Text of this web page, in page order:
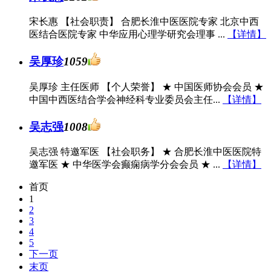
宋长惠 【社会职责】 合肥长淮中医医院专家 北京中西
医结合医院专家 中华应用心理学研究会理事 ...
【详情】
吴厚珍1059
吴厚珍 主任医师 【个人荣誉】 ★ 中国医师协会会员 ★
中国中西医结合学会神经科专业委员会主任...
【详情】
吴志强1008
吴志强 特邀军医 【社会职务】 ★ 合肥长淮中医医院特
邀军医 ★ 中华医学会癫痫病学分会会员 ★ ...
【详情】
首页
1
2
3
4
5
下一页
末页